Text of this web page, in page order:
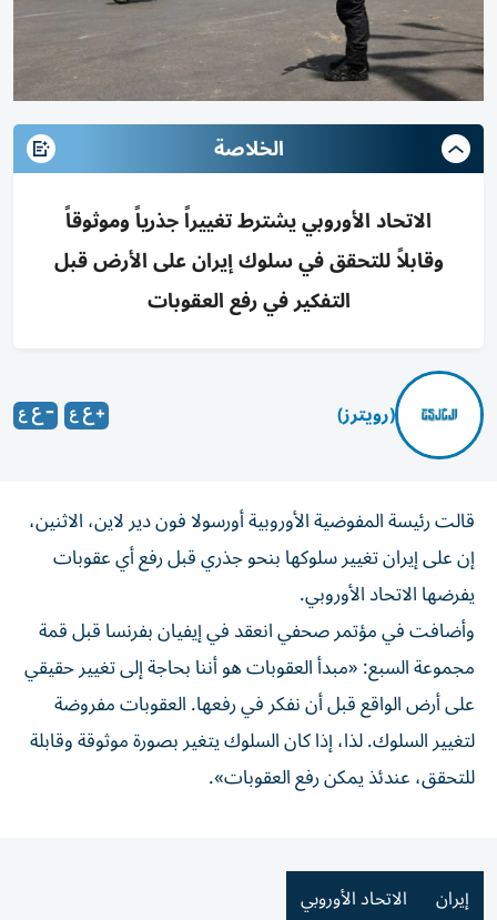
الخلاصة
الاتحاد الأوروبي يشترط تغييراً جذرياً وموثوقاً
وقابلاً للتحقق في سلوك إيران على الأرض قبل
التفكير في رفع العقوبات
(رويترز)
قالت رئيسة المفوضية ​الأوروبية ⁠أورسولا فون ‌دير لاين، ‌الاثنين،
إن على إيران تغيير ‌سلوكها بنحو جذري ⁠قبل رفع أي عقوبات
يفرضها الاتحاد الأوروبي.
وأضافت في مؤتمر صحفي انعقد في ​إيفيان بفرنسا قبل ‌قمة
مجموعة السبع: «مبدأ العقوبات هو أننا ⁠بحاجة إلى تغيير حقيقي
على أرض الواقع ​قبل ‌أن نفكر ‌في رفعها. العقوبات مفروضة
لتغيير السلوك. ‌لذا، إذا ‌كان السلوك ⁠يتغير بصورة ‌موثوقة وقابلة
للتحقق، عندئذ ⁠يمكن ​رفع العقوبات».
إيران الاتحاد الأوروبي